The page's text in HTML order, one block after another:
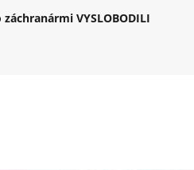
VYSLOBODILI